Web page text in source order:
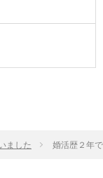
ました 婚活歴２年